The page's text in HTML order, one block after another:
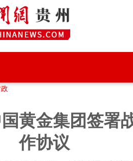
黄金集团签署
作协议